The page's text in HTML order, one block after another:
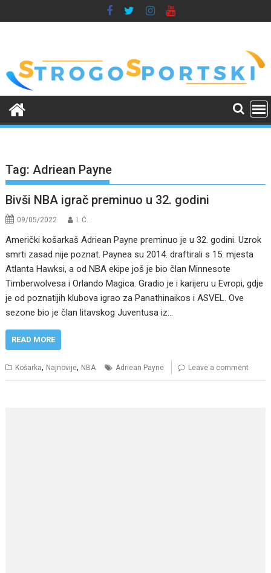
to
Tag:Adriean Payne
Bivši NBA igrač preminuo u 32. godini
09/05/2022 I. Ć.
Američki košarkaš Adriean Payne preminuo je u 32. godini. Uzrok
smrti zasad nije poznat. Paynea su 2014. draftirali s 15. mjesta
Atlanta Hawksi, a od NBA ekipe još je bio član Minnesote
Timberwolvesa i Orlando Magica. Gradio je i karijeru u Evropi, gdje
je od poznatijih klubova igrao za Panathinaikos i ASVEL. Ove
sezone bio je član litavskog Juventusa iz…
READ MORE
Košarka, Najnovije, NBA Adriean Payne Leave a comment